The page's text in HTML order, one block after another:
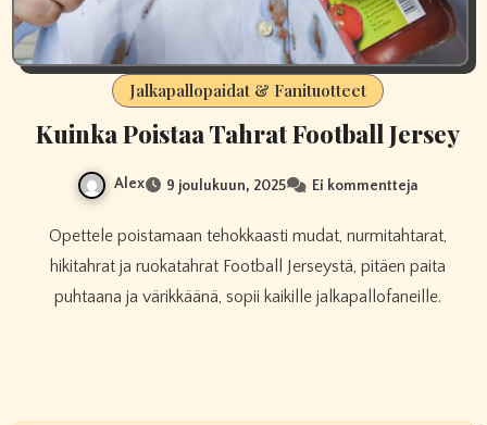
Jalkapallopaidat & Fanituotteet
Kuinka Poistaa Tahrat Football Jersey
Alex 9 joulukuun, 2025 Ei kommentteja
Opettele poistamaan tehokkaasti mudat, nurmitahtarat,
hikitahrat ja ruokatahrat Football Jerseystä, pitäen paita
puhtaana ja värikkäänä, sopii kaikille jalkapallofaneille.